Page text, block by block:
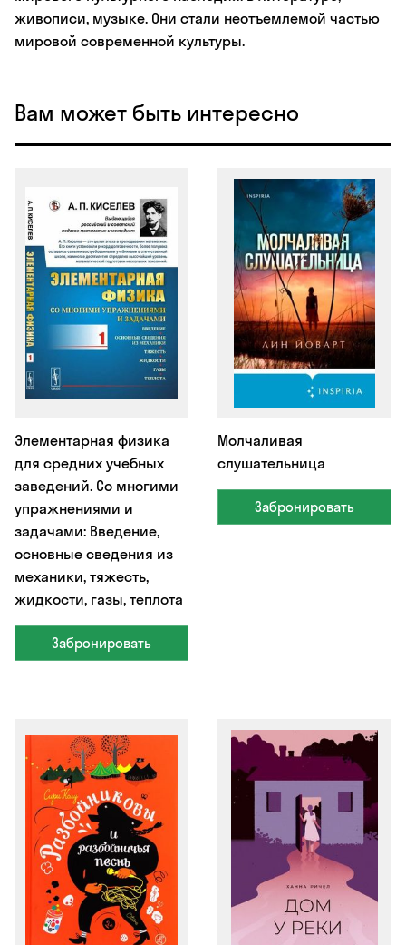
живописи, музыке. Они стали неотъемлемой частью
мировой современной культуры.
Вам может быть интересно
Элементарная физика
для средних учебных
заведений. Со многими
упражнениями и
задачами: Введение,
основные сведения из
механики, тяжесть,
жидкости, газы, теплота
Забронировать
Молчаливая
слушательница
Забронировать